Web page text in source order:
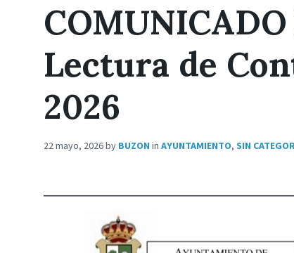
Lectura de
2026
22 mayo, 2026by BUZON in AYUNTAMIENTO, SIN